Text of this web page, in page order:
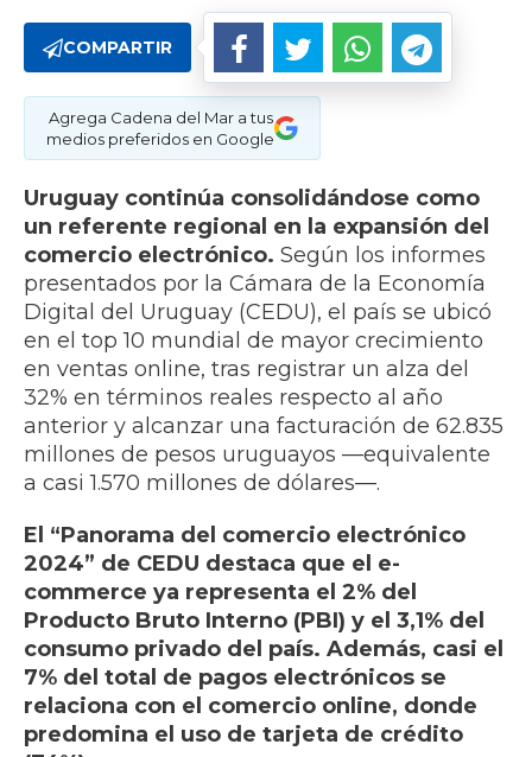
COMPARTIR
Agrega Cadena del Mar a tus
medios preferidos en Google
Uruguay continúa consolidándose como
un referente regional en la expansión del
comercio electrónico. Según los informes
presentados por la Cámara de la Economía
Digital del Uruguay (CEDU), el país se ubicó
en el top 10 mundial de mayor crecimiento
en ventas online, tras registrar un alza del
32% en términos reales respecto al año
anterior y alcanzar una facturación de 62.835
millones de pesos uruguayos —equivalente
a casi 1.570 millones de dólares—.
El “Panorama del comercio electrónico
2024” de CEDU destaca que el e-
commerce ya representa el 2% del
Producto Bruto Interno (PBI) y el 3,1% del
consumo privado del país. Además, casi el
7% del total de pagos electrónicos se
relaciona con el comercio online, donde
predomina el uso de tarjeta de crédito